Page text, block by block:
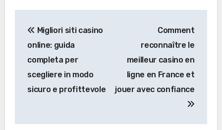
navigation
Migliori siti casino
online: guida
completa per
scegliere in modo
sicuro e profittevole
Comment
reconnaître le
meilleur casino en
ligne en France et
jouer avec confiance